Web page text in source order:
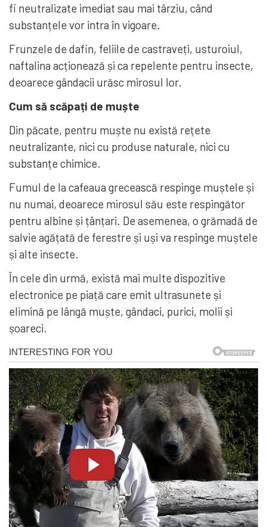
fi neutralizate imediat sau mai târziu, când
substanțele vor intra în vigoare.
Frunzele de dafin, feliile de castraveți, usturoiul,
naftalina acționează și ca repelente pentru insecte,
deoarece gândacii urăsc mirosul lor.
Cum să scăpați de muște
Din păcate, pentru muște nu există rețete
neutralizante, nici cu produse naturale, nici cu
substanțe chimice.
Fumul de la cafeaua grecească respinge muștele și
nu numai, deoarece mirosul său este respingător
pentru albine și țânțari. De asemenea, o grămadă de
salvie agățată de ferestre și uși va respinge muștele
și alte insecte.
În cele din urmă, există mai multe dispozitive
electronice pe piață care emit ultrasunete și
elimină pe lângă muște, gândaci, purici, molii și
șoareci.